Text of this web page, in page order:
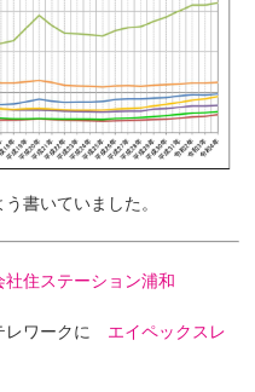
書いていました。
社住ステーション浦和
レワークに エイペックスレ